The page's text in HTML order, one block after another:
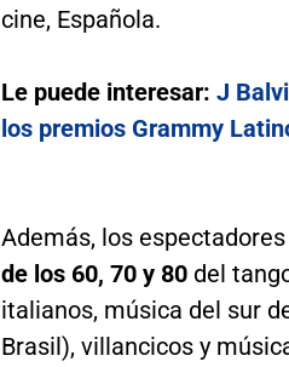
cine, Española.
Le puede interesar: J
los premios Grammy
Además, los
de los 60, 70 y 80del
italianos, música del sur
Brasil), villancicos y